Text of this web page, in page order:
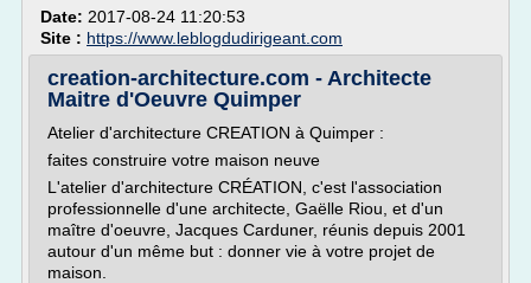
Date: 2017-08-24 11:20:53
Site : https://www.leblogdudirigeant.com
creation-architecture.com - Architecte
Maitre d'Oeuvre Quimper
Atelier d'architecture CREATION à Quimper :
faites construire votre maison neuve
L'atelier d'architecture CRÉATION, c'est l'association
professionnelle d'une architecte, Gaëlle Riou, et d'un
maître d'oeuvre, Jacques Carduner, réunis depuis 2001
autour d'un même but : donner vie à votre projet de
maison.